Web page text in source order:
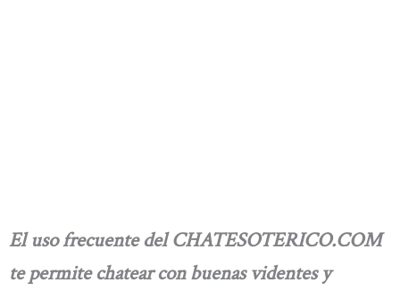
El uso frecuente del CHATESOTERICO.COM
te permite chatear con buenas videntes y